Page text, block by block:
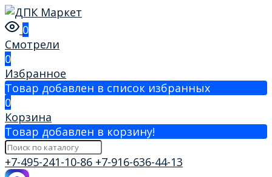
0
Смотрели
0
Избранное
Товар добавлен в список избранных
0
Корзина
Товар добавлен в корзину!
+7-495-241-10-86 +7-916-636-44-13